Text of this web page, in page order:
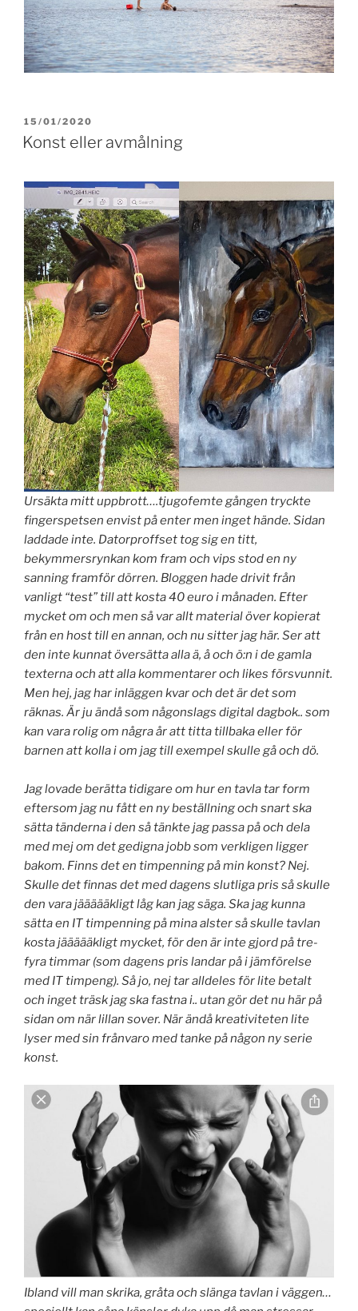
POSTED
ON
15/01/2020
Konst eller avmålning
Ursäkta mitt uppbrott….tjugofemte gången tryckte
fingerspetsen envist på enter men inget hände. Sidan
laddade inte. Datorproffset tog sig en titt,
bekymmersrynkan kom fram och vips stod en ny
sanning framför dörren. Bloggen hade drivit från
vanligt “test” till att kosta 40 euro i månaden. Efter
mycket om och men så var allt material över kopierat
från en host till en annan, och nu sitter jag här. Ser att
den inte kunnat översätta alla ä, å och ö:n i de gamla
texterna och att alla kommentarer och likes försvunnit.
Men hej, jag har inläggen kvar och det är det som
räknas. Är ju ändå som någonslags digital dagbok.. som
kan vara rolig om några år att titta tillbaka eller för
barnen att kolla i om jag till exempel skulle gå och dö.
Jag lovade berätta tidigare om hur en tavla tar form
eftersom jag nu fått en ny beställning och snart ska
sätta tänderna i den så tänkte jag passa på och dela
med mej om det gedigna jobb som verkligen ligger
bakom. Finns det en timpenning på min konst? Nej.
Skulle det finnas det med dagens slutliga pris så skulle
den vara jäääääkligt låg kan jag säga. Ska jag kunna
sätta en IT timpenning på mina alster så skulle tavlan
kosta jäääääkligt mycket, för den är inte gjord på tre-
fyra timmar (som dagens pris landar på i jämförelse
med IT timpeng). Så jo, nej tar alldeles för lite betalt
och inget träsk jag ska fastna i.. utan gör det nu här på
sidan om när lillan sover. När ändå kreativiteten lite
lyser med sin frånvaro med tanke på någon ny serie
konst.
Ibland vill man skrika, gråta och slänga tavlan i väggen…